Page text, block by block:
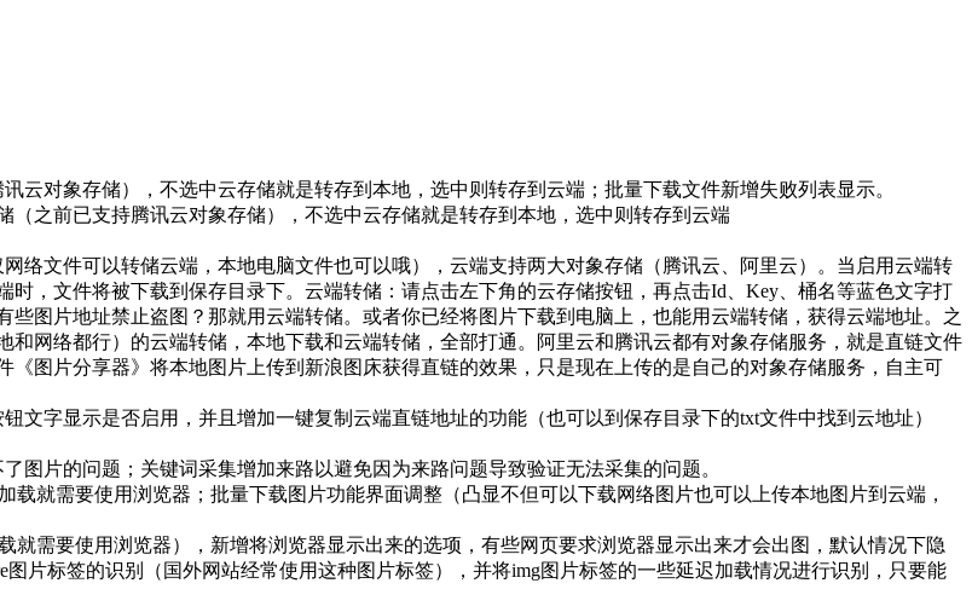
云对象存储），不选中云存储就是转存到本地，选中则转存到云端；批量下载文件新增失败列表显示。
（之前已支持腾讯云对象存储），不选中云存储就是转存到本地，选中则转存到云端
络文件可以转储云端，本地电脑文件也可以哦），云端支持两大对象存储（腾讯云、阿里云）。当启用云端转
，文件将被下载到保存目录下。云端转储：请点击左下角的云存储按钮，再点击Id、Key、桶名等蓝色文字打
图片地址禁止盗图？那就用云端转储。或者你已经将图片下载到电脑上，也能用云端转储，获得云端地址。之
网络都行）的云端转储，本地下载和云端转储，全部打通。阿里云和腾讯云都有对象存储服务，就是直链文件
图片分享器》将本地图片上传到新浪图床获得直链的效果，只是现在上传的是自己的对象存储服务，自主可
文字显示是否启用，并且增加一键复制云端直链地址的功能（也可以到保存目录下的txt文件中找到云地址）
图片的问题；关键词采集增加来路以避免因为来路问题导致验证无法采集的问题。
载就需要使用浏览器；批量下载图片功能界面调整（凸显不但可以下载网络图片也可以上传本地图片到云端，
就需要使用浏览器），新增将浏览器显示出来的选项，有些网页要求浏览器显示出来才会出图，默认情况下隐
片标签的识别（国外网站经常使用这种图片标签），并将img图片标签的一些延迟加载情况进行识别，只要能